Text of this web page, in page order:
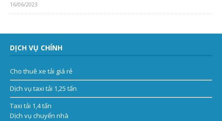
16/06/2023
DỊCH VỤ CHÍNH
Cho thuê xe tải giá rẻ
Dịch vụ taxi tải 1,25 tấn
Taxi tải 1,4 tấn
Dịch vụ chuyển nhà